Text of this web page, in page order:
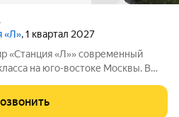
«Л», 1 квартал 2027
«Л»» современный
на юго-востоке Москвы. В
машин, детские игровые
и многое другое.